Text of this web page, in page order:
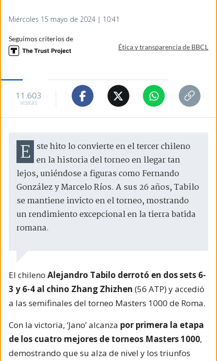
Miércoles 15 mayo de 2024 | 10:41
Seguimos criterios de
Ética y transparencia de BBCL
11.603
visitas
Este hito lo convierte en el tercer chileno en la historia del torneo en llegar tan
lejos, uniéndose a figuras como Fernando
González y Marcelo Ríos. A sus 26 años, Tabilo
se mantiene invicto en el torneo, mostrando
un rendimiento excepcional en la tierra batida
romana.
El chileno Alejandro Tabilo derrotó en dos sets 6-
3 y 6-4 al chino Zhang Zhizhen (56 ATP) y accedió
a las semifinales del torneo Masters 1000 de Roma.
Con la victoria, ‘Jano’ alcanza por primera la etapa
de los cuatro mejores de torneos Masters 1000,
demostrando que su alza de nivel y los triunfos